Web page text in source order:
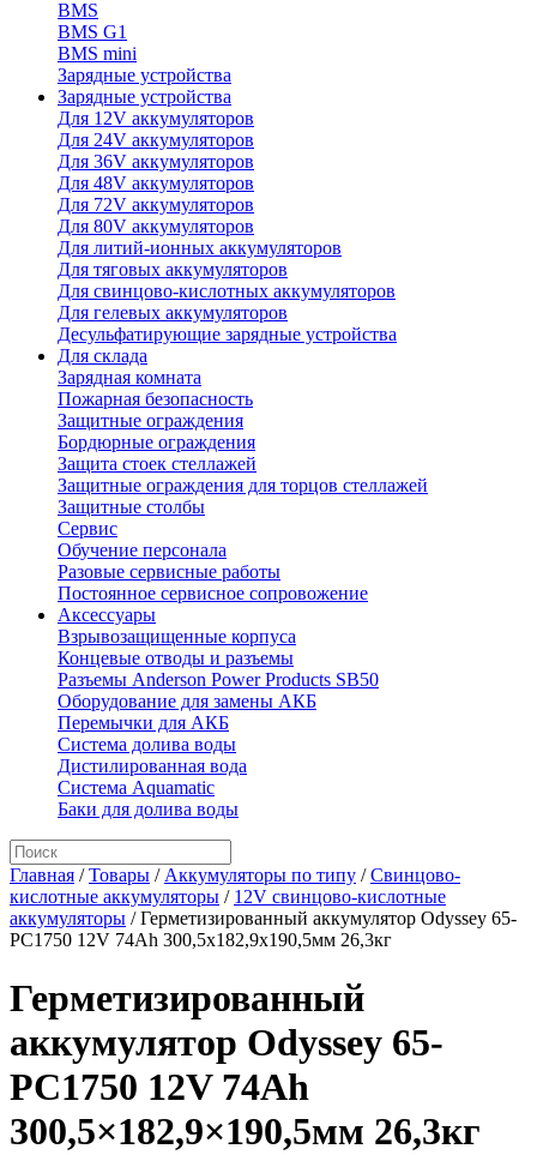
BMS
BMS G1
BMS mini
Зарядные устройства
Зарядные устройства
Для 12V аккумуляторов
Для 24V аккумуляторов
Для 36V аккумуляторов
Для 48V аккумуляторов
Для 72V аккумуляторов
Для 80V аккумуляторов
Для литий-ионных аккумуляторов
Для тяговых аккумуляторов
Для свинцово-кислотных аккумуляторов
Для гелевых аккумуляторов
Десульфатирующие зарядные устройства
Для склада
Зарядная комната
Пожарная безопасность
Защитные ограждения
Бордюрные ограждения
Защита стоек стеллажей
Защитные ограждения для торцов стеллажей
Защитные столбы
Сервис
Обучение персонала
Разовые сервисные работы
Постоянное сервисное сопровожение
Аксессуары
Взрывозащищенные корпуса
Концевые отводы и разъемы
Разъемы Anderson Power Products SB50
Оборудование для замены АКБ
Перемычки для АКБ
Система долива воды
Дистилированная вода
Система Aquamatic
Баки для долива воды
Главная /Товары / Аккумуляторы по типу /Свинцово-
кислотные аккумуляторы / 12V свинцово-кислотные
аккумуляторы /Герметизированный аккумулятор Odyssey 65-
PC1750 12V 74Ah 300,5x182,9x190,5мм 26,3кг
Герметизированный
аккумулятор Odyssey 65-
PC1750 12V 74Ah
300,5×182,9×190,5мм 26,3кг